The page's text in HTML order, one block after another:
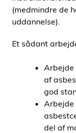
(medmindre de
uddannelse).
Et sådant
Arbejde
af
god
Arbejde
del af